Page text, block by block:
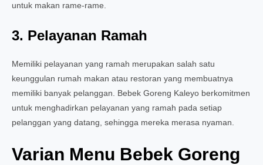
untuk makan rame-rame.
3. Pelayanan Ramah
Memiliki pelayanan yang ramah merupakan salah satu
keunggulan rumah makan atau restoran yang membuatnya
memiliki banyak pelanggan. Bebek Goreng Kaleyo berkomitmen
untuk menghadirkan pelayanan yang ramah pada setiap
pelanggan yang datang, sehingga mereka merasa nyaman.
Varian Menu Bebek Goreng